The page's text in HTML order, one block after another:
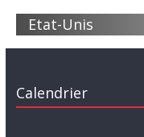
Etat-Unis
Calendrier